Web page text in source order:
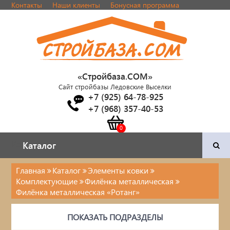
Контакты Наши клиенты Бонусная программа
«Стройбаза.COM»
Сайт стройбазы Ледовские Выселки
+7 (925) 64-78-925
+7 (968) 357-40-53
Каталог
Каталог
Двери и фурнитура
Наша продукция
Главная Каталог
Элементы ковки
Комплектующие
Филёнка металлическая
Филёнка металлическая «Ротанг»
ПОКАЗАТЬ ПОДРАЗДЕЛЫ